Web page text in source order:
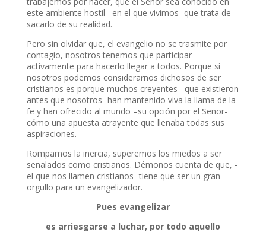
este ambiente hostil –en el que vivimos- que trata de
sacarlo de su realidad.
Pero sin olvidar que, el evangelio no se trasmite por
contagio, nosotros tenemos que participar
activamente para hacerlo llegar a todos. Porque si
nosotros podemos considerarnos dichosos de ser
cristianos es porque muchos creyentes –que existieron
antes que nosotros- han mantenido viva la llama de la
fe y han ofrecido al mundo –su opción por el Señor-
cómo una apuesta atrayente que llenaba todas sus
aspiraciones.
Rompamos la inercia, superemos los miedos a ser
señalados como cristianos. Démonos cuenta de que, -
el que nos llamen cristianos- tiene que ser un gran
orgullo para un evangelizador.
Pues evangelizar
es arriesgarse a luchar, por todo aquello